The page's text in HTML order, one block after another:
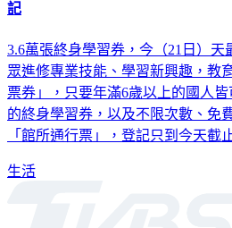
記
3.6萬張終身學習券，今（21日）天
眾進修專業技能、學習新興趣，教
票券」，只要年滿6歲以上的國人
的終身學習券，以及不限次數、免
「館所通行票」，登記只到今天截
生活